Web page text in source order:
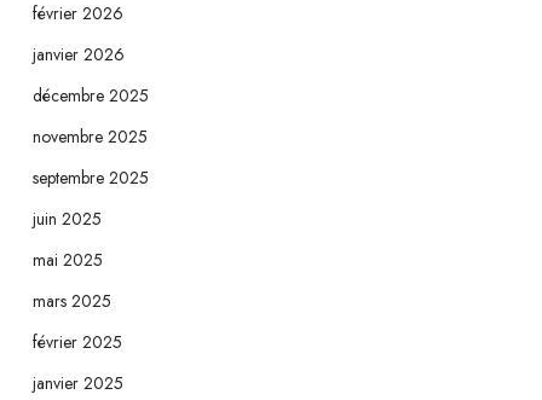
février 2026
janvier 2026
décembre 2025
novembre 2025
septembre 2025
juin 2025
mai 2025
mars 2025
février 2025
janvier 2025